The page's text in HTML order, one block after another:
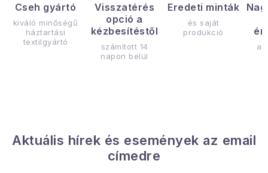
Cseh gyártó
kiváló minőségű
háztartási
textilgyártó
Visszatérés
opció a
kézbesítéstől
számított 14
napon belül
Eredeti minták
és saját
produkció
Aktuális hírek és események az email
címedre